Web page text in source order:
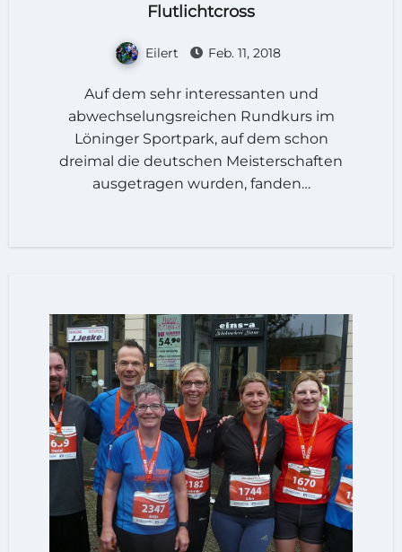
Flutlichtcross
Eilert Feb. 11, 2018
Auf dem sehr interessanten und
abwechselungsreichen Rundkurs im
Löninger Sportpark, auf dem schon
dreimal die deutschen Meisterschaften
ausgetragen wurden, fanden…